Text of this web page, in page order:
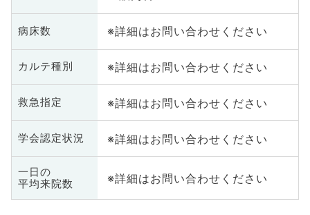
病床数 ※詳細はお問い合わせください
カルテ種別 ※詳細はお問い合わせください
救急指定 ※詳細はお問い合わせください
学会認定状況 ※詳細はお問い合わせください
一日の
平均来院数
※詳細はお問い合わせください